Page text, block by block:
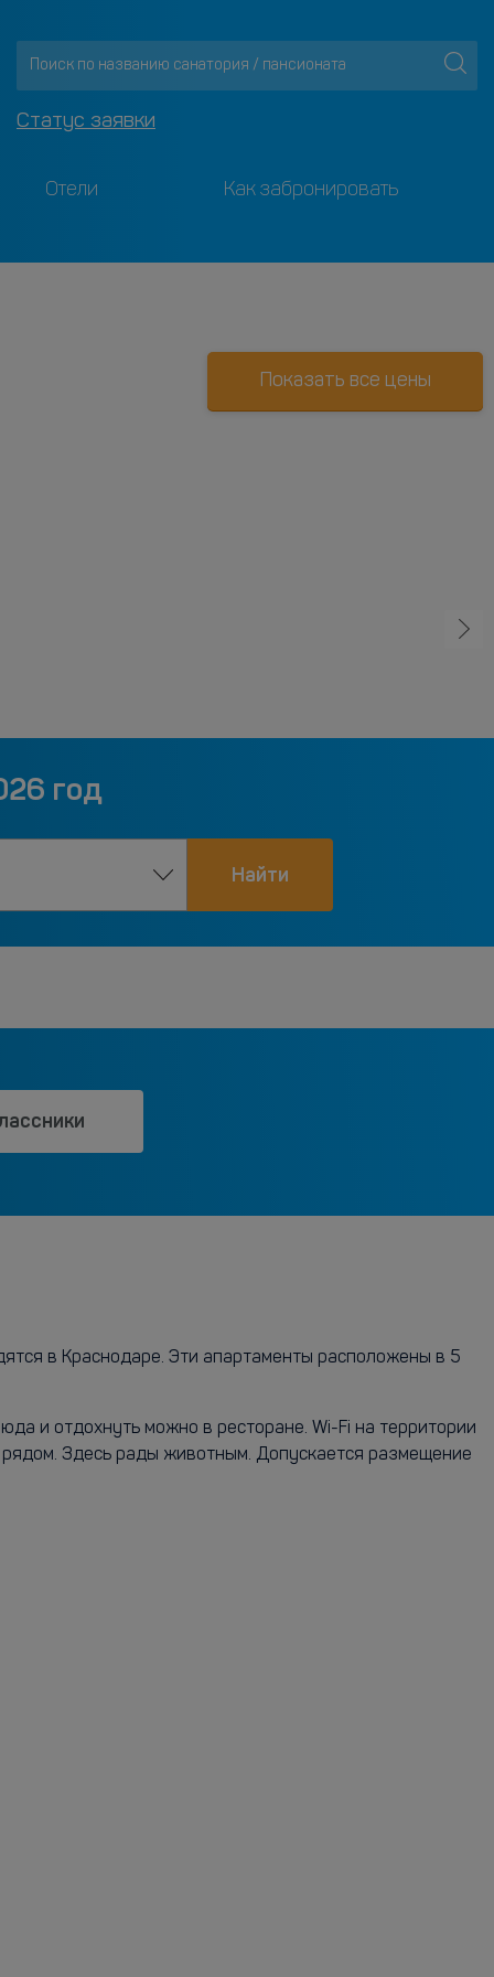
Статус заявки
Отели Как забронировать
Показать все цены
год
Найти
в Краснодаре. Эти апартаменты расположены в 5
и отдохнуть можно в ресторане. Wi-Fi на территории
Здесь рады животным. Допускается размещение